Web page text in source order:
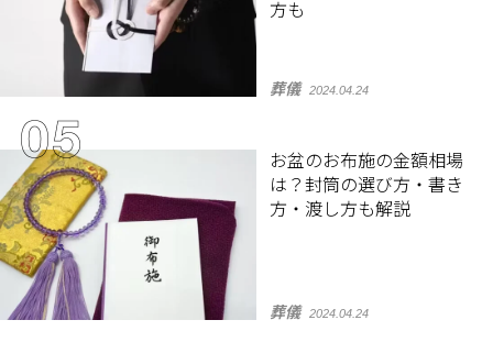
方も
葬儀 2024.04.24
お盆のお布施の金額相場
は？封筒の選び方・書き
方・渡し方も解説
葬儀 2024.04.24